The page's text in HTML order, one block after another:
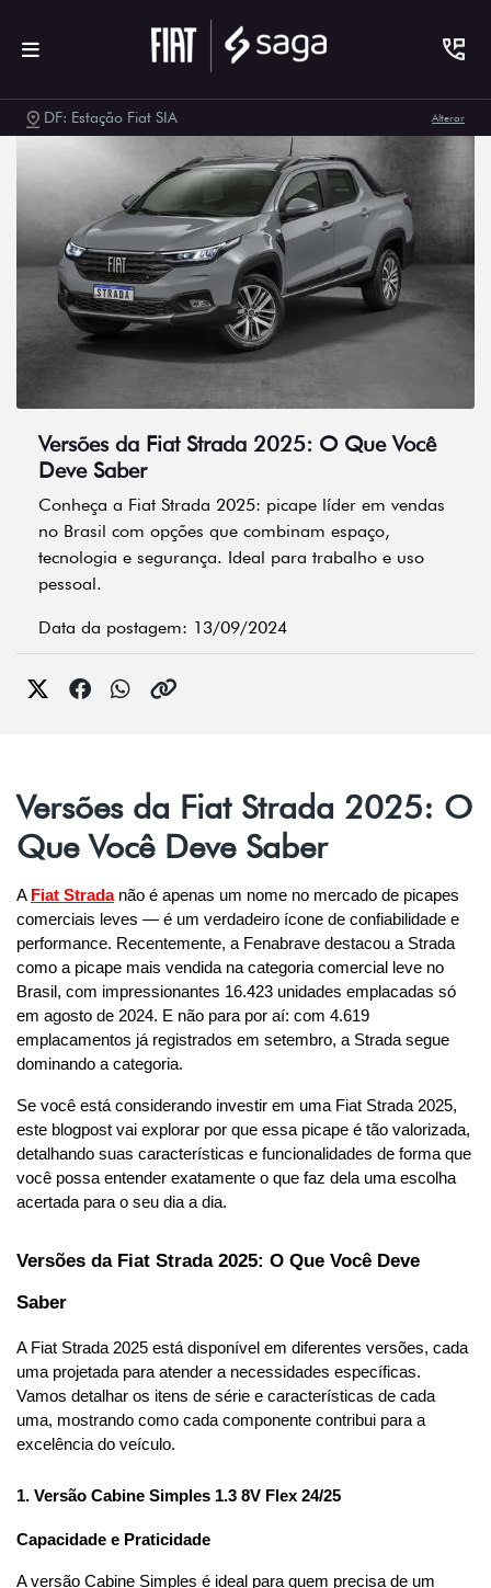
DF: Estação Fiat SIA Alterar
Versões da Fiat Strada 2025: O Que Você
Deve Saber
Conheça a Fiat Strada 2025: picape líder em vendas
no Brasil com opções que combinam espaço,
tecnologia e segurança. Ideal para trabalho e uso
pessoal.
Data da postagem: 13/09/2024
Versões da Fiat Strada 2025: O
Que Você Deve Saber
A Fiat Strada não é apenas um nome no mercado de picapes
comerciais leves — é um verdadeiro ícone de confiabilidade e
performance. Recentemente, a Fenabrave destacou a Strada
como a picape mais vendida na categoria comercial leve no
Brasil, com impressionantes 16.423 unidades emplacadas só
em agosto de 2024. E não para por aí: com 4.619
emplacamentos já registrados em setembro, a Strada segue
dominando a categoria.
Se você está considerando investir em uma Fiat Strada 2025,
este blogpost vai explorar por que essa picape é tão valorizada,
detalhando suas características e funcionalidades de forma que
você possa entender exatamente o que faz dela uma escolha
acertada para o seu dia a dia.
Versões da Fiat Strada 2025: O Que Você Deve
Saber
A Fiat Strada 2025 está disponível em diferentes versões, cada
uma projetada para atender a necessidades específicas.
Vamos detalhar os itens de série e características de cada
uma, mostrando como cada componente contribui para a
excelência do veículo.
1. Versão Cabine Simples 1.3 8V Flex 24/25
Capacidade e Praticidade
A versão Cabine Simples é ideal para quem precisa de um